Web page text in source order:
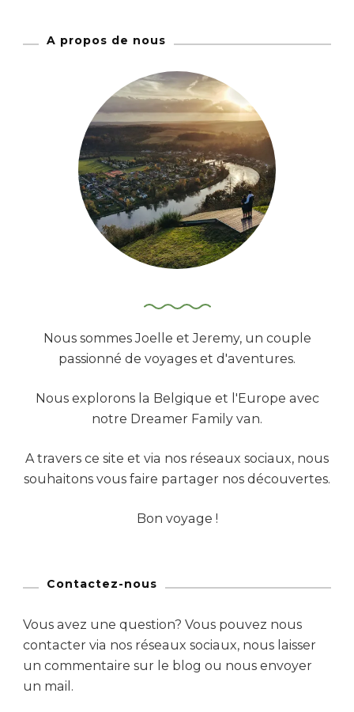
e
A propos de nous
Nous sommes Joelle et Jeremy, un couple
passionné de voyages et d'aventures.
Nous explorons la Belgique et l'Europe avec
notre Dreamer Family van.
A travers ce site et via nos réseaux sociaux, nous
souhaitons vous faire partager nos découvertes.
Bon voyage !
Contactez-nous
Vous avez une question? Vous pouvez nous
contacter via nos réseaux sociaux, nous laisser
un commentaire sur le blog ou nous envoyer
un mail.